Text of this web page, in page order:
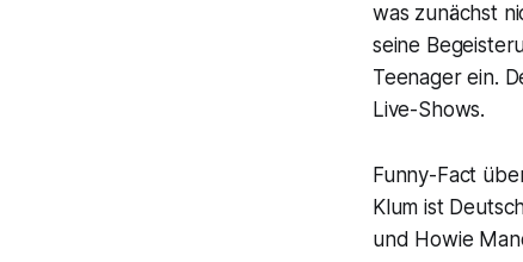
was zunächst
seine
Teenager ein.
Live-Shows.
Funny-Fact
Klum ist
und Howie